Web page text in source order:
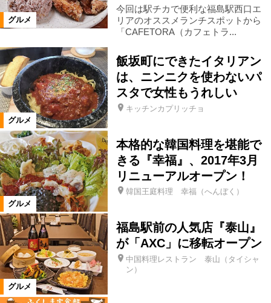
会津エリア 浜通りエリア
三春町 富岡町
本宮市 楢葉町 猪苗代町
須賀川市 湯川村
北塩原村 喜多方市 田村市
白河市 県南エリア
会津美里町 大熊町 相馬市
玉川村 大玉村
グルメ
今回は駅チカで便利な福島駅西口エ
リアのオススメランチスポットから
「CAFETORA（カフェトラ...
グルメ
飯坂町にできたイタリアン
は、ニンニクを使わないパ
スタで女性もうれしい
キッチンカプリッチョ
グルメ
本格的な韓国料理を堪能で
きる『幸福』、2017年3月
リニューアルオープン！
韓国王庭料理 幸福（へんぼく）
グルメ
福島駅前の人気店『泰山』
が「AXC」に移転オープン
中国料理レストラン 泰山（タイシャ
ン）